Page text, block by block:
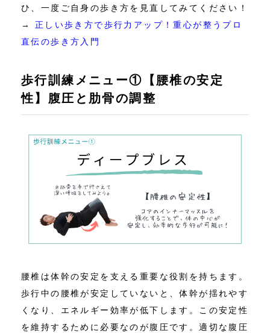
ひ、一度ご自身の歩き方を見直してみてください！
→ 正しい歩き方で歩行力アップ！重心が整うプロ
直伝の歩き方入門
歩行訓練メニュー①【腰椎の安定
性】腹圧と肋骨の調整
腰椎は体幹の安定を支える重要な役割を持ちます。
歩行中の腰椎が安定していないと、体幹が揺れやす
くなり、エネルギー効率が低下します。この安定性
を維持するために必要なのが腹圧です。適切な腹圧